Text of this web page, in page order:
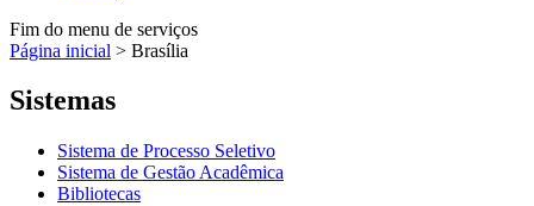
Fim do menu de serviços
Página inicial > Brasília
Sistemas
Sistema de Processo Seletivo
Sistema de Gestão Acadêmica
Bibliotecas